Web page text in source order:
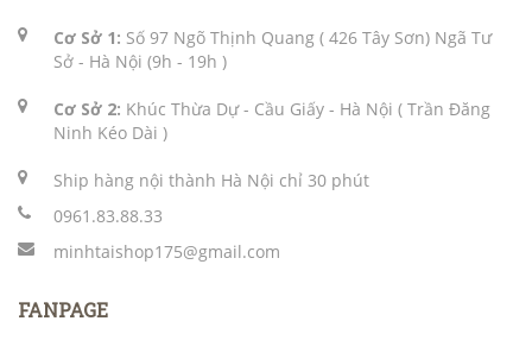
Cơ Sở 1: Số 97 Ngõ Thịnh Quang ( 426 Tây Sơn) Ngã Tư
Sở - Hà Nội (9h - 19h )
Cơ Sở 2: Khúc Thừa Dự - Cầu Giấy - Hà Nội ( Trần Đăng
Ninh Kéo Dài )
Ship hàng nội thành Hà Nội chỉ 30 phút
0961.83.88.33
minhtaishop175@gmail.com
FANPAGE